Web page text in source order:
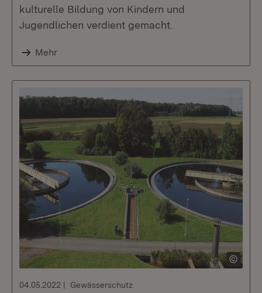
kulturelle Bildung von Kindern und
Jugendlichen verdient gemacht.
Mehr
04.05.2022 Gewässerschutz